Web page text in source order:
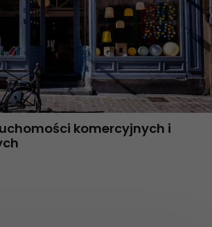
komercyjnych i